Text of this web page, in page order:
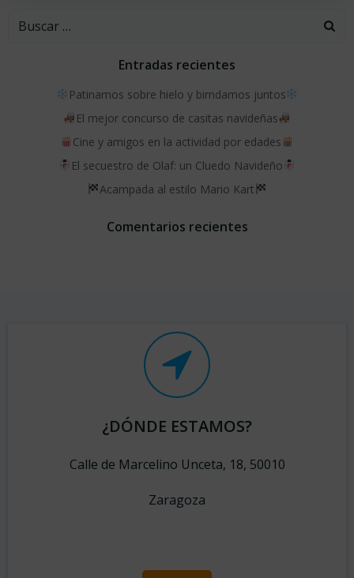
Buscar:
Entradas recientes
Patinamos sobre hielo y birndamos juntos
El mejor concurso de casitas navideñas
Cine y amigos en la actividad por edades
El secuestro de Olaf: un Cluedo Navideño
Acampada al estilo Mario Kart
Comentarios recientes
¿DÓNDE ESTAMOS?
Calle de Marcelino Unceta, 18, 50010
Zaragoza